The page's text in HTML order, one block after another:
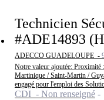
Technicien
#ADE14893
ADECCO GUADELOUPE -
Notre valeur ajoutée: Proximité
Martinique / Saint-Martin /
engagé pour l'emploi des
CDI - Non renseigné